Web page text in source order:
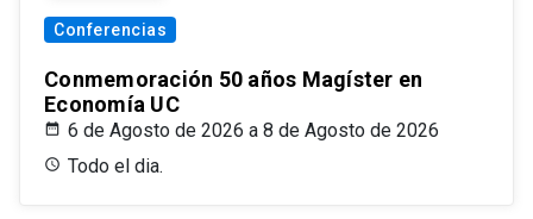
Conferencias
Conmemoración 50 años Magíster en
Economía UC
6 de Agosto de 2026 a 8 de Agosto de 2026
Todo el dia.